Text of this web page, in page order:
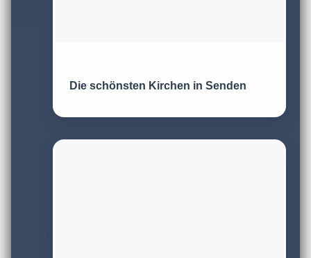
Die schönsten Kirchen in Senden